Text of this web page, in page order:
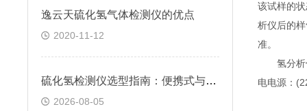
逸云天硫化氢气体检测仪的优点
2020-11-12
硫化氢检测仪选型指南：便携式与固定式怎么选？逸云天自研方案给出答案
2026-08-05
该试样的
析仪后的
准。
氢分析仪
电电源：